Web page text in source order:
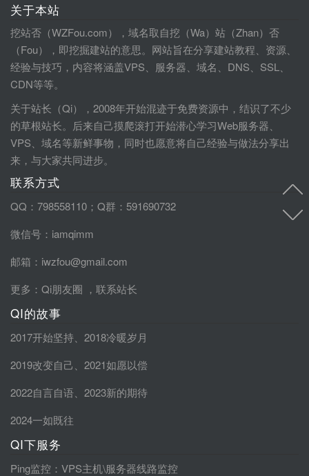
关于本站
挖站否（WZFou.com），域名取自挖（Wa）站（Zhan）否
（Fou），即挖掘建站的意思。网站旨在分享建站教程、资源、
经验与技巧，内容将涵盖VPS、服务器、域名、DNS、SSL、
CDN等等。
关于站长（Qi），2008年开始混迹于免费资源中，结识了不少
的草根站长。后来自己摸爬滚打开始潜心学习Web服务器、
VPS、域名等新鲜事物，同时也愿意将自己经验与做法分享出
来，与大家共同进步。
联系方式
QQ：798558110；Q群：591690732
微信号：iamqimm
邮箱：iwzfou@gmail.com
更多： Qi朋友圈 ， 联系站长
QI的故事
2017开始坚持
2018冷暖岁月
2019改变自己
2021如愿以偿
2022自言自语
2023新的期待
2024一如既往
QI下服务
Ping监控 ：VPS主机\服务器线路监控